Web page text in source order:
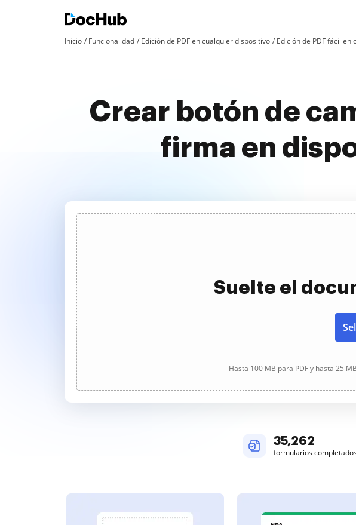
Inicio Funcionalidad Edición de PDF en cualquier dispositivo Edición de PDF fácil
Crear botón de
firma en
Suelte el
Hasta 100 MB para PDF y hasta 25 MB
35,264
formularios